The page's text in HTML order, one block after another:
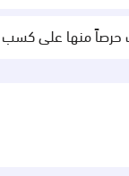
منها على كسب